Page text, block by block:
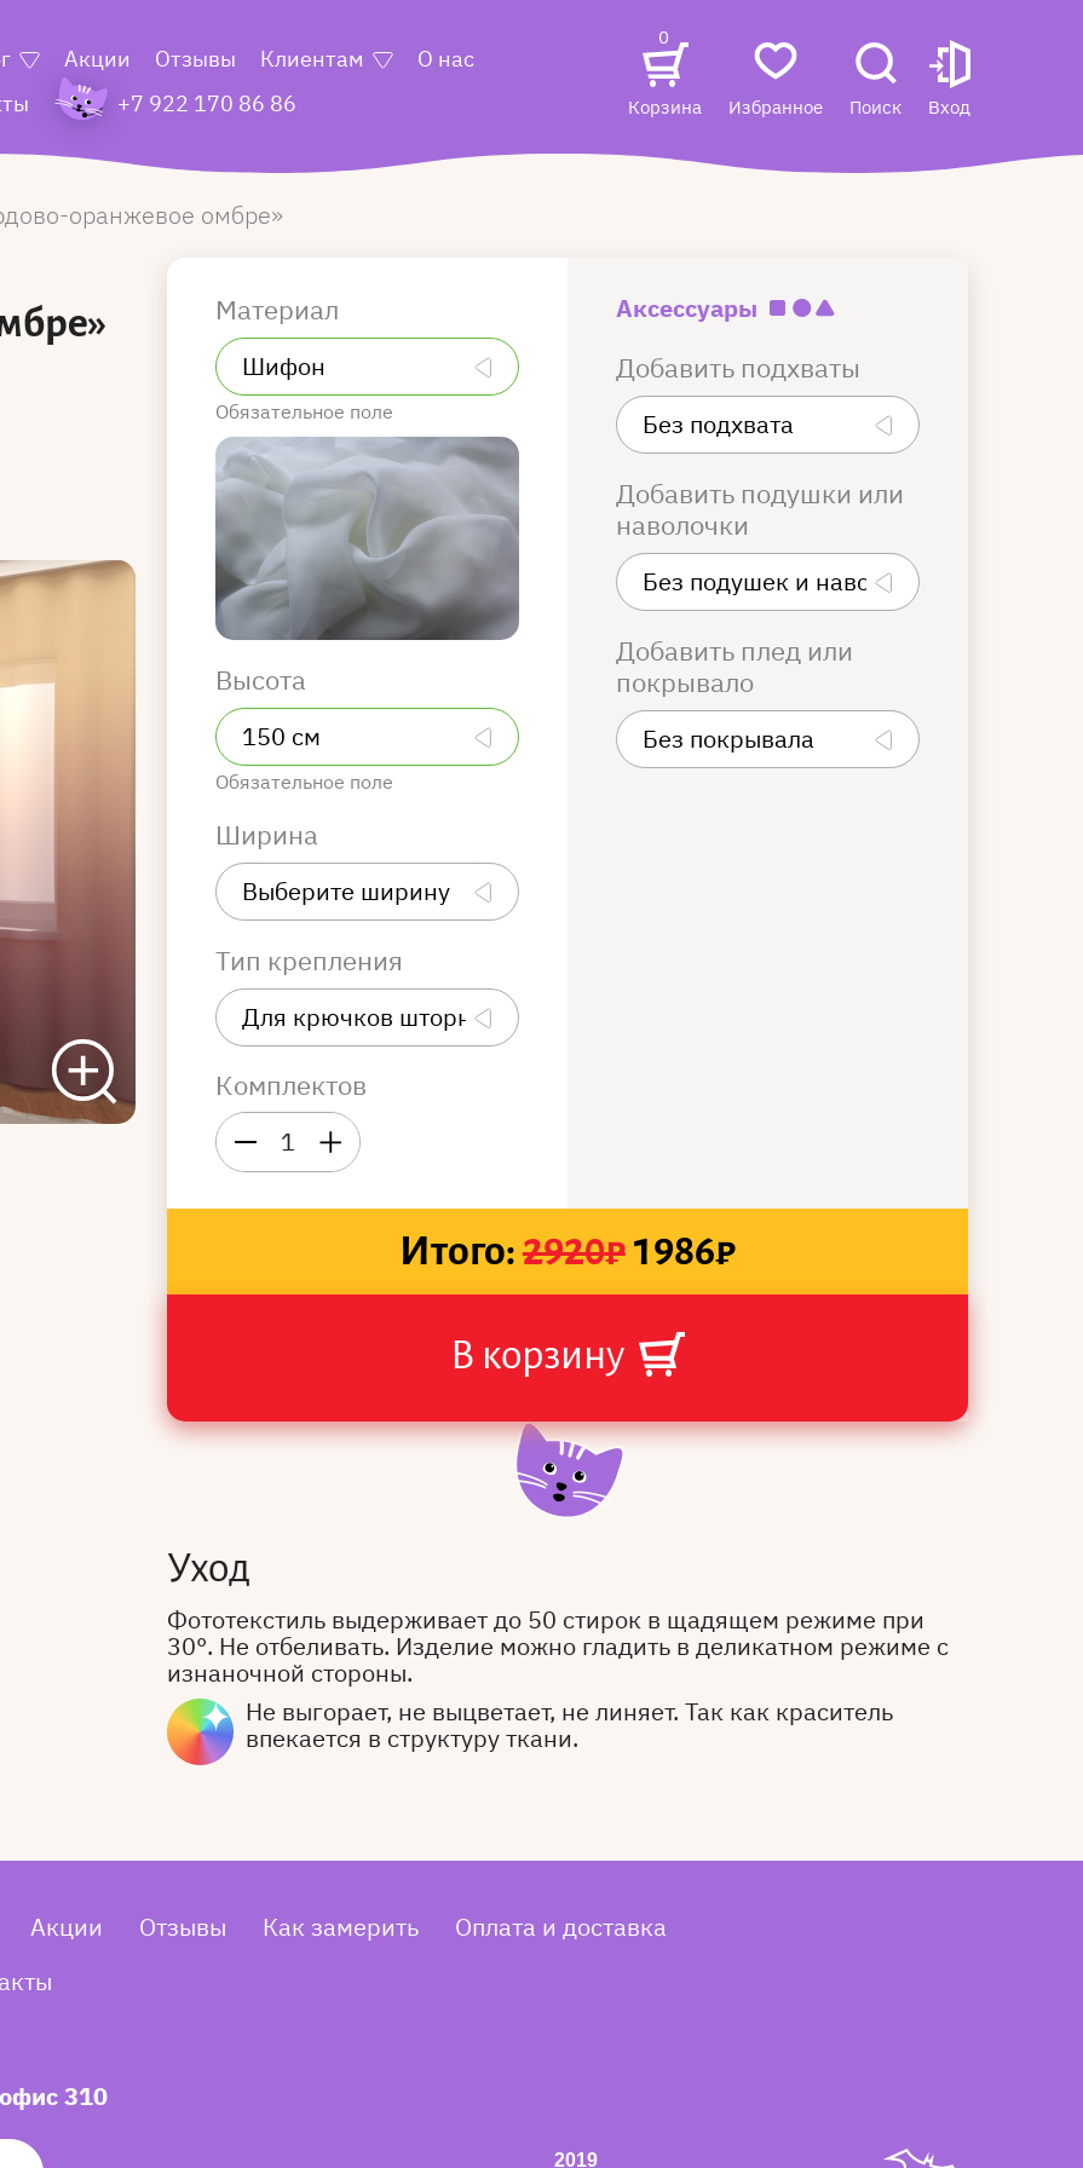
Акции Отзывы Клиентам
О нас
+7 922 170 86 86
0
Корзина Избранное Поиск Вход
оранжевое омбре
Материал
Обязательное поле
Высота
Обязательное поле
Ширина
Тип крепления
Комплектов
1
Аксессуары
Добавить подхваты
Добавить подушки или
наволочки
Добавить плед или
покрывало
Итого:2920₽1986₽
В корзину
Уход
Фототекстиль выдерживает до 50 стирок в щадящем режиме при
30°. Не отбеливать. Изделие можно гладить в деликатном режиме с
изнаночной стороны.
Не выгорает, не выцветает, не линяет. Так как краситель
впекается в структуру ткани.
Акции Отзывы Как замерить
Оплата и доставка
310